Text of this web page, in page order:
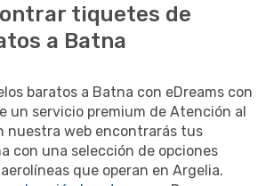
tiquetes de
a Batna
baratos a Batna con eDreams con
un servicio premium de Atención al
nuestra web encontrarás tus
con una selección de opciones
que operan en Argelia.